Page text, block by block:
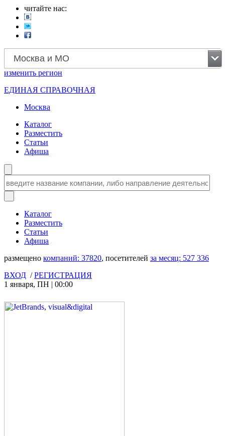
читайте нас:
Москва и МО
изменить регион
ЕДИНАЯ СПРАВОЧНАЯ
Москва
Каталог
Разместить
Статьи
Афиша
Каталог
Разместить
Статьи
Афиша
размещено компаний: 37820, посетителей за месяц: 527 336
ВХОД /РЕГИСТРАЦИЯ
1 января, ПН | 00:00